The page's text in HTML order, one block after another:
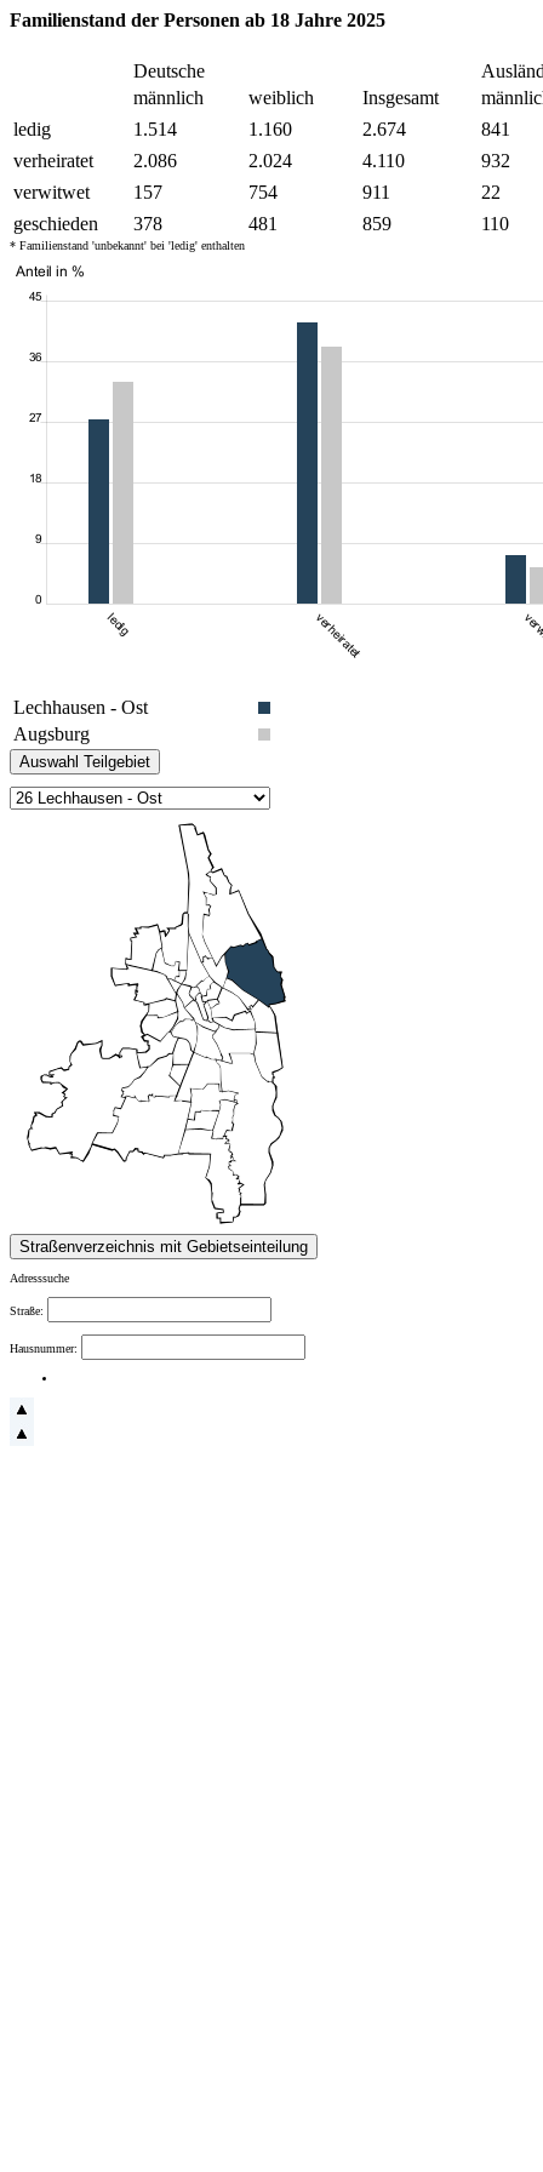
Familienstand der Personen ab 18 Jahre 2025
Deutsche
männlich
weiblich Insgesamt
ledig
1.514 1.160 2.674
841
verheiratet
2.086 2.024 4.110
932
verwitwet
157 754 911
22
geschieden
378 481 859 110
* Familienstand 'unbekannt' bei 'ledig' enthalten
Lechhausen - Ost
Augsburg
Adresssuche
Straße:
Hausnummer: